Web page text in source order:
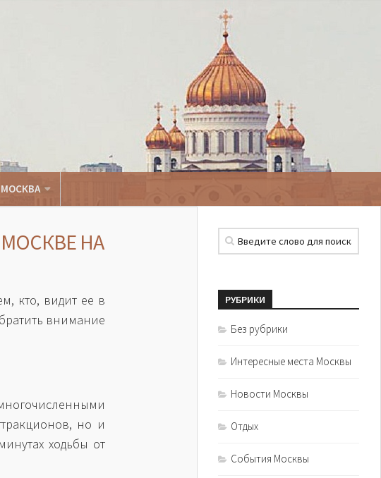
МОСКВА
НА
кто, видит ее в
внимание
но и
ходьбы от
РУБРИКИ
Без рубрики
Интересные места Москвы
Новости Москвы
Отдых
События Москвы